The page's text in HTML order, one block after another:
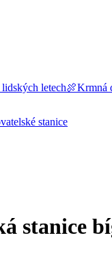
letech🍖Krmná
stanice
stanice